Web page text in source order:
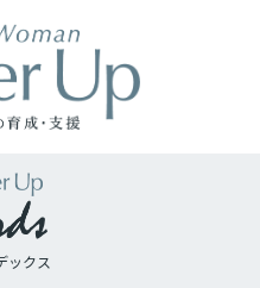
ックス